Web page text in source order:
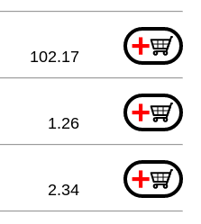
+
102.17
+
1.26
+
2.34